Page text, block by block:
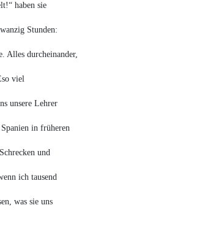
haben sie
Stunden:
Alles durcheinander,
viel
unsere Lehrer
in früheren
und
ich tausend
was sie uns